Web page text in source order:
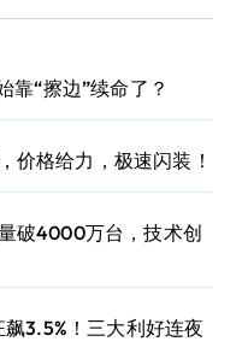
靠“擦边”续命了？
价格给力，极速闪装！
破4000万台，技术创
3.5%！三大利好连夜